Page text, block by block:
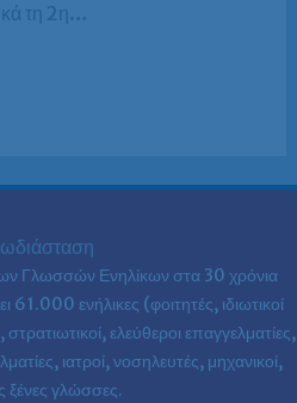
τη 2η…
Γλωσσών Ενηλίκων στα 30 χρόνια
61.000 ενήλικες (φοιτητές, ιδιωτικοί
ελεύθεροι επαγγελματίες,
ιατροί, νοσηλευτές, μηχανικοί,
ξένες γλώσσες.